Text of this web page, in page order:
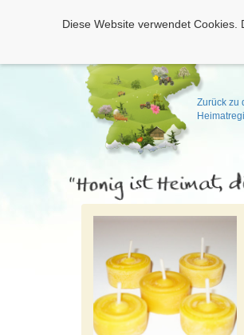
Zurück zu
Diese Website verwendet Cookies.